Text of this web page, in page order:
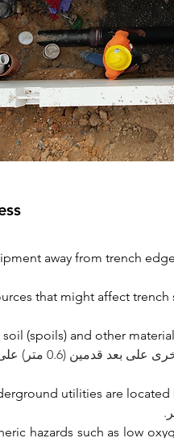
away from trench
that might affect trench
(spoils) and other
يجب إبقاء التربة المحفورة
utilities are
hazards such as low